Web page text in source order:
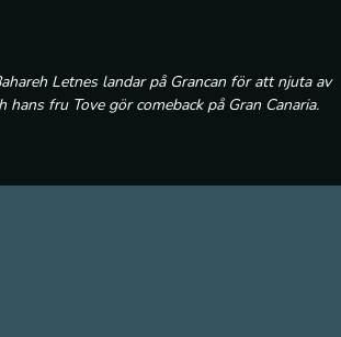
Letnes landar på Grancan för att njuta av
fru Tove gör comeback på Gran Canaria.